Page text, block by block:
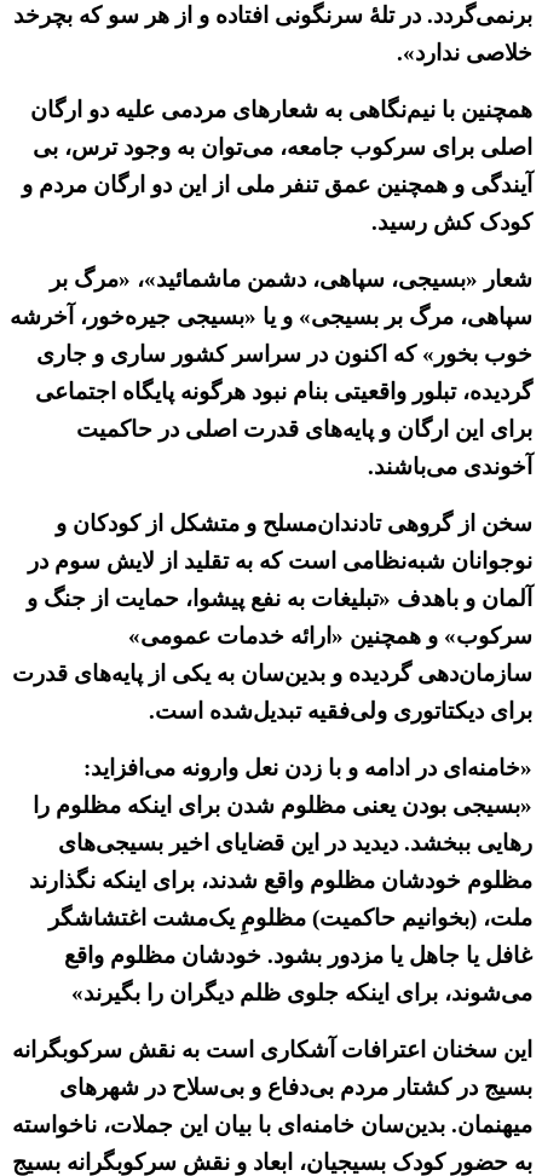
برنمی‌گردد. در تلهٔ سرنگونی افتاده و از هر سو که بچرخد
خلاصی ندارد».
همچنین با نیم‌نگاهی به شعارهای مردمی علیه دو ارگان
اصلی برای سرکوب جامعه، می‌توان به وجود ترس، بی
آیندگی و همچنین عمق تنفر ملی از این دو ارگان مردم و
کودک کش رسید.
شعار «بسیجی، سپاهی، دشمن ماشمائید»، «مرگ بر
سپاهی، مرگ بر بسیجی» و یا «بسیجی جیره‌خور، آخرشه
خوب بخور» که اکنون در سراسر کشور ساری و جاری
گردیده، تبلور واقعیتی بنام نبود هرگونه پایگاه اجتماعی
برای این ارگان و پایه‌های قدرت اصلی در حاکمیت
آخوندی می‌باشند.
سخن از گروهی تادندان‌مسلح و متشکل از کودکان و
نوجوانان شبه‌نظامی است که به تقلید از لایش سوم در
آلمان و باهدف «تبلیغات به نفع پیشوا، حمایت از جنگ و
سرکوب» و همچنین «ارائه خدمات عمومی»
سازمان‌دهی گردیده و بدین‌سان به یکی از پایه‌های قدرت
برای دیکتاتوری ولی‌فقیه تبدیل‌شده است.
«خامنه‌ای در ادامه و با زدن نعل وارونه می‌افزاید:
«بسیجی بودن یعنی مظلوم شدن برای اینکه مظلوم را
رهایی ببخشد. دیدید در این قضایای اخیر بسیجی‌های
مظلوم خودشان مظلوم واقع شدند، برای اینکه نگذارند
ملت، (بخوانیم حاکمیت) مظلومِ یک‌مشت اغتشاشگر
غافل یا جاهل یا مزدور بشود. خودشان مظلوم واقع
می‌شوند، برای اینکه جلوی ظلم دیگران را بگیرند»
این سخنان اعترافات آشکاری است به نقش سرکوبگرانه
بسیج در کشتار مردم بی‌دفاع و بی‌سلاح در شهرهای
میهنمان. بدین‌سان خامنه‌ای با بیان این جملات، ناخواسته
به حضور کودک بسیجیان، ابعاد و نقش سرکوبگرانه بسیج